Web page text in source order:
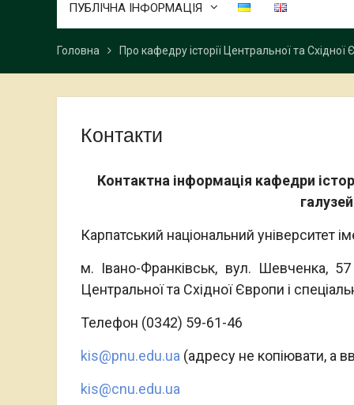
ПУБЛІЧНА ІНФОРМАЦІЯ
Головна Про кафедру історії Центральної та Східної
Контакти
Контактна інформація кафедри
Карпатський національний університет
м. Івано-Франківськ, вул. Шевченка, 57
Центральної та Східної Європи і
Телефон (0342) 59-61-46
kіs@pnu.edu.ua (адресу не копіювати, а
kis@cnu.edu.ua